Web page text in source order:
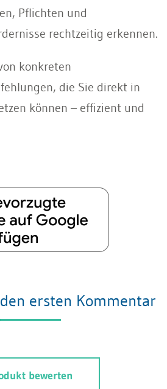
Pflichten und
rechtzeitig erkennen.
konkreten
die Sie direkt in
können – effizient und
ersten Kommentar
bewerten